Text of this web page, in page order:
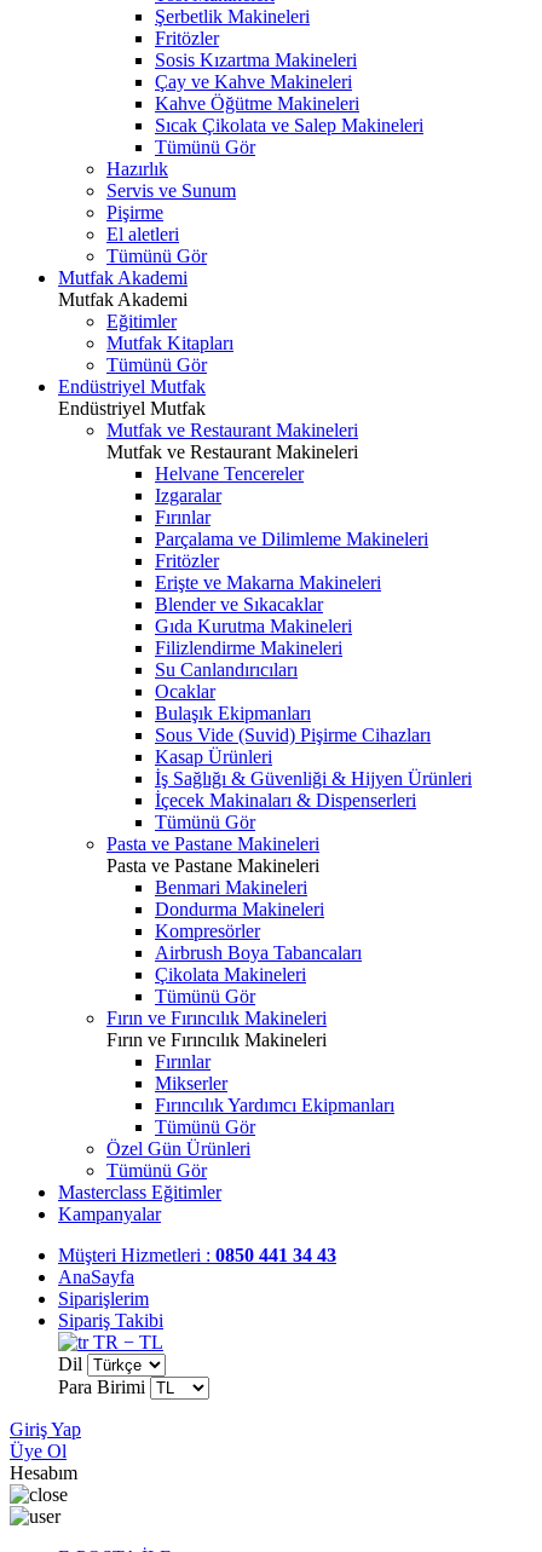
Şerbetlik Makineleri
Fritözler
Sosis Kızartma Makineleri
Çay ve Kahve Makineleri
Kahve Öğütme Makineleri
Sıcak Çikolata ve Salep Makineleri
Tümünü Gör
Hazırlık
Servis ve Sunum
Pişirme
El aletleri
Tümünü Gör
Mutfak Akademi
Mutfak Akademi
Eğitimler
Mutfak Kitapları
Tümünü Gör
Endüstriyel Mutfak
Endüstriyel Mutfak
Mutfak ve Restaurant Makineleri
Mutfak ve Restaurant Makineleri
Helvane Tencereler
Izgaralar
Fırınlar
Parçalama ve Dilimleme Makineleri
Fritözler
Erişte ve Makarna Makineleri
Blender ve Sıkacaklar
Gıda Kurutma Makineleri
Filizlendirme Makineleri
Su Canlandırıcıları
Ocaklar
Bulaşık Ekipmanları
Sous Vide (Suvid) Pişirme Cihazları
Kasap Ürünleri
İş Sağlığı & Güvenliği & Hijyen Ürünleri
İçecek Makinaları & Dispenserleri
Tümünü Gör
Pasta ve Pastane Makineleri
Pasta ve Pastane Makineleri
Benmari Makineleri
Dondurma Makineleri
Kompresörler
Airbrush Boya Tabancaları
Çikolata Makineleri
Tümünü Gör
Fırın ve Fırıncılık Makineleri
Fırın ve Fırıncılık Makineleri
Fırınlar
Mikserler
Fırıncılık Yardımcı Ekipmanları
Tümünü Gör
Özel Gün Ürünleri
Tümünü Gör
Masterclass Eğitimler
Kampanyalar
Müşteri Hizmetleri : 0850 441 34 43
AnaSayfa
Siparişlerim
Sipariş Takibi
TR − TL
Dil
Para Birimi
Giriş Yap
Üye Ol
Hesabım